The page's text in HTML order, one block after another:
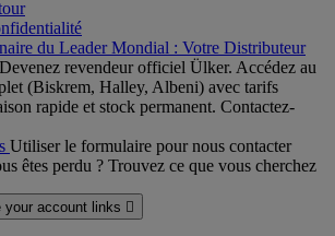
du Leader Mondial : Votre Distributeur
Devenez revendeur officiel Ülker. Accédez au
(Biskrem, Halley, Albeni) avec tarifs
rapide et stock permanent. Contactez-
Utiliser le formulaire pour nous contacter
êtes perdu ? Trouvez ce que vous cherchez
your account links 